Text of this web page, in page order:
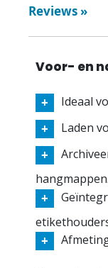
Reviews »
Voor- en
Ideaal
Laden
hangmappen.